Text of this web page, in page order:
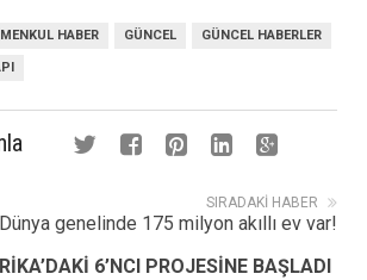
HABER GÜNCEL GÜNCEL HABERLER
SIRADAKI HABER
Dünya genelinde 175 milyon akıllı ev var!
6’NCI PROJESİNE BAŞLADI